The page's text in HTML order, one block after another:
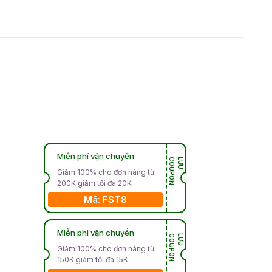
Miễn phí vận chuyển
Giảm 100% cho đơn hàng từ
200K giảm tối đa 20K
Mã: FST8
L
Ư
U
C
O
U
P
O
N
Miễn phí vận chuyển
Giảm 100% cho đơn hàng từ
150K giảm tối đa 15K
L
Ư
U
C
O
U
P
O
N